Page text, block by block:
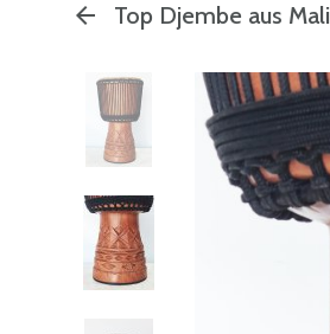
Top Djembe aus Mali